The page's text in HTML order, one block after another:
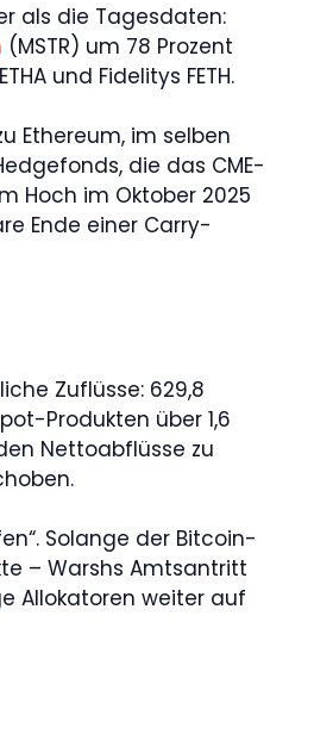
als die Tagesdaten:
(MSTR) um 78 Prozent
und Fidelitys FETH.
Ethereum, im selben
die das CME-
Hoch im Oktober 2025
Ende einer Carry-
Zuflüsse: 629,8
Produkten über 1,6
Nettoabflüsse zu
Solange der Bitcoin-
– Warshs Amtsantritt
Allokatoren weiter auf